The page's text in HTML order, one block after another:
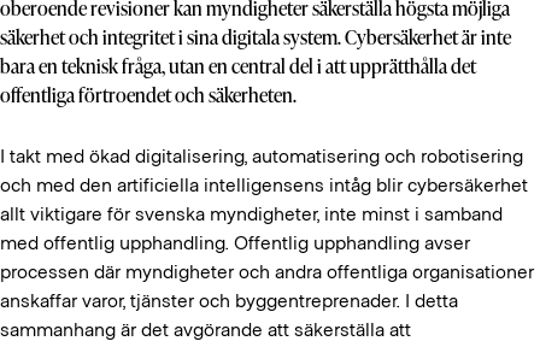
oberoende revisioner kan myndigheter säkerställa högsta möjliga
säkerhet och integritet i sina digitala system. Cybersäkerhet är inte
bara en teknisk fråga, utan en central del i att upprätthålla det
offentliga förtroendet och säkerheten.
I takt med ökad digitalisering, automatisering och robotisering
och med den artificiella intelligensens intåg blir cybersäkerhet
allt viktigare för svenska myndigheter, inte minst i samband
med offentlig upphandling. Offentlig upphandling avser
processen där myndigheter och andra offentliga organisationer
anskaffar varor, tjänster och byggentreprenader. I detta
sammanhang är det avgörande att säkerställa att